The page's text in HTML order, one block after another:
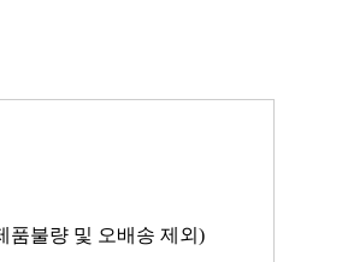
품불량 및 오배송 제외)